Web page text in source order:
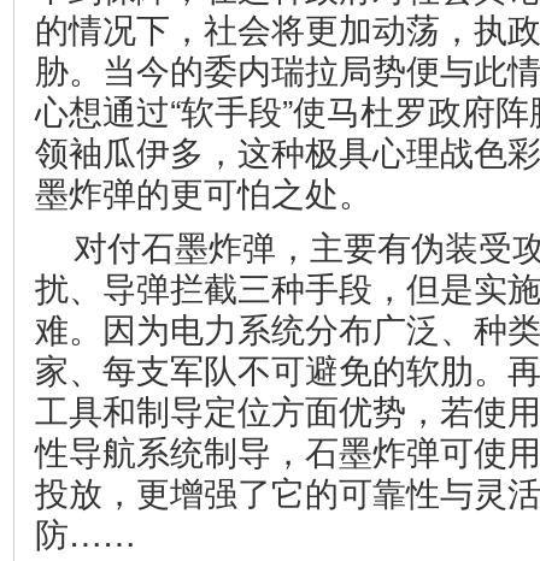
的情况下，社会将更加动荡，执
胁。当今的委内瑞拉局势便与此
心想通过“软手段”使马杜罗政府
领袖瓜伊多，这种极具心理战色
墨炸弹的更可怕之处。
对付石墨炸弹，主要有伪装受
扰、导弹拦截三种手段，但是实
难。因为电力系统分布广泛、种
家、每支军队不可避免的软肋。
工具和制导定位方面优势，若使
性导航系统制导，石墨炸弹可使
投放，更增强了它的可靠性与灵
防……